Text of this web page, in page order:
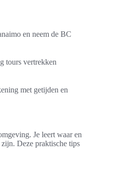
en neem de BC
tours vertrekken
met getijden en
Je leert waar en
Deze praktische tips